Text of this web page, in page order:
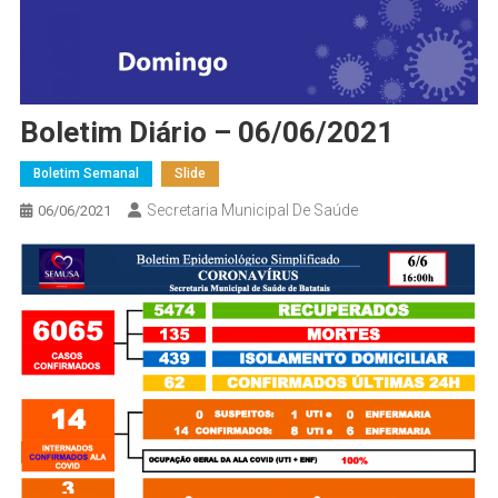
Boletim Diário – 06/06/2021
Boletim Semanal Slide
06/06/2021 Secretaria Municipal De Saúde